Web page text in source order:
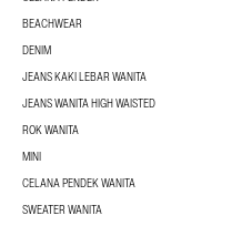
BEACHWEAR
DENIM
JEANS KAKI LEBAR WANITA
JEANS WANITA HIGH WAISTED
ROK WANITA
MINI
CELANA PENDEK WANITA
SWEATER WANITA